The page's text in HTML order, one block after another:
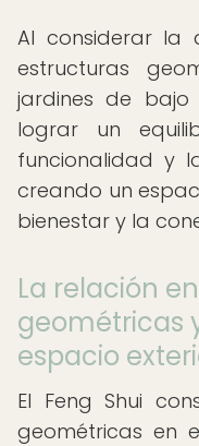
Al considerar la
estructuras
jardines de bajo
lograr un
funcionalidad y
creando un
bienestar y la
La relación
geométricas
espacio
El Feng Shui
geométricas en